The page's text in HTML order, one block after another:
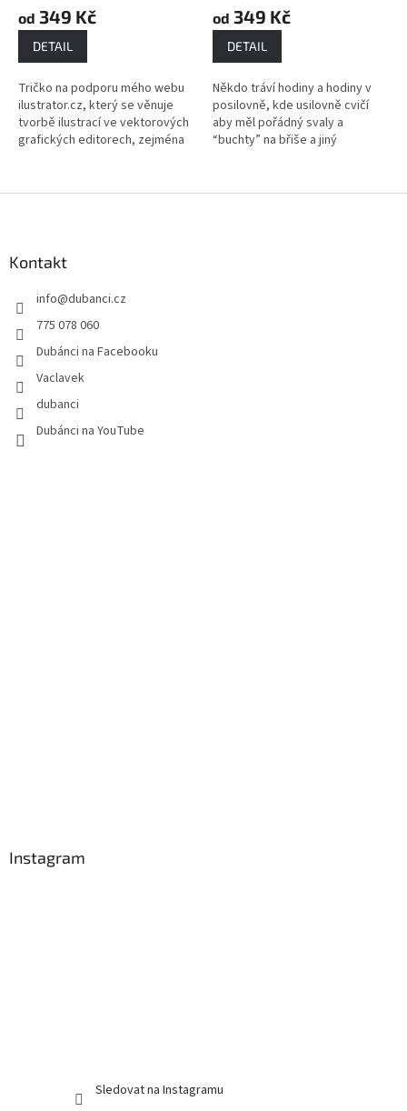
od 349 Kč
DETAIL
Tričko na podporu mého webu
ilustrator.cz, který se věnuje
tvorbě ilustrací ve vektorových
grafických editorech, zejména
logo...
od 349 Kč
DETAIL
Někdo tráví hodiny a hodiny v
posilovně, kde usilovně cvičí
aby měl pořádný svaly a
“buchty” na břiše a jiný
chvilky ve...
Kontakt
info@dubanci.cz
775 078 060
Dubánci na Facebooku
Vaclavek
dubanci
Dubánci na YouTube
Instagram
Sledovat na Instagramu